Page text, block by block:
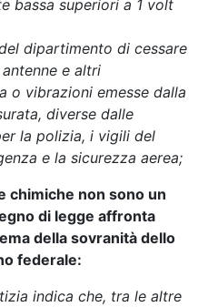
bassa superiori a 1 volt
dipartimento di cessare
e altri
o vibrazioni emesse dalla
diverse dalle
la polizia, i vigili del
e la sicurezza aerea;
chimiche non sono un
di legge affronta
della sovranità dello
federale:
indica che, tra le altre